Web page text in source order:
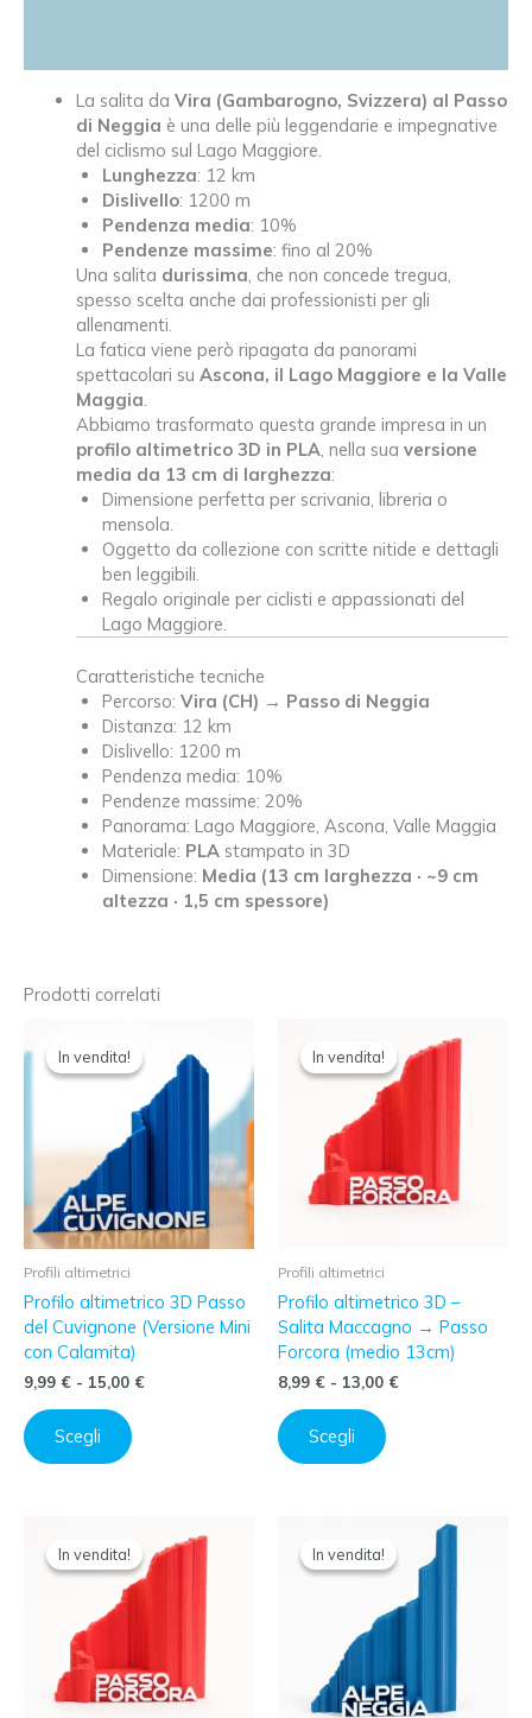
quantità
La salita da Vira (Gambarogno, Svizzera) al Passo
di Neggia è una delle più leggendarie e impegnative
del ciclismo sul Lago Maggiore.
Lunghezza: 12 km
Dislivello: 1200 m
Pendenza media: 10%
Pendenze massime: fino al 20%
Una salita durissima, che non concede tregua,
spesso scelta anche dai professionisti per gli
allenamenti.
La fatica viene però ripagata da panorami
spettacolari su Ascona, il Lago Maggiore e la Valle
Maggia.
Abbiamo trasformato questa grande impresa in un
profilo altimetrico 3D in PLA, nella sua versione
media da 13 cm di larghezza:
Dimensione perfetta per scrivania, libreria o
mensola.
Oggetto da collezione con scritte nitide e dettagli
ben leggibili.
Regalo originale per ciclisti e appassionati del
Lago Maggiore.
Caratteristiche tecniche
Percorso: Vira (CH) → Passo di Neggia
Distanza: 12 km
Dislivello: 1200 m
Pendenza media: 10%
Pendenze massime: 20%
Panorama: Lago Maggiore, Ascona, Valle Maggia
Materiale: PLAstampato in 3D
Dimensione: Media (13 cm larghezza · ~9 cm
altezza · 1,5 cm spessore)
Prodotti correlati
In vendita!
In vendita!
Profili altimetrici
Profilo altimetrico 3D Passo
del Cuvignone (Versione Mini
con Calamita)
9,99 € - 15,00 €Fascia
Scegli
prodotto
opzioni
possono
nella
pagina
del
In vendita!
In vendita!
Profili altimetrici
Profilo altimetrico 3D –
Salita Maccagno → Passo
Forcora (medio 13cm)
8,99 € - 13,00 €Fascia
Scegli
prodotto
opzioni
possono
essere
pagina
del
In vendita!
In vendita! In vendita!
In vendita!